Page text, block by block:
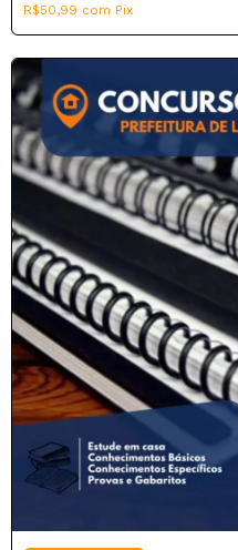
R$50,99 com Pix